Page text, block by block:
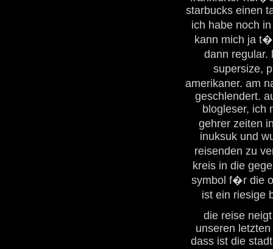
starbucks einen
ich habe noch
kann mich ja
dann
supersize,
amerikaner. am
geschlendert.
blogleser, ich
gehrer zeiten
inuksuk und
reisenden zu
kreis in die
symbol f�r die
ist ein riesige
die reise
unseren
dass ist die